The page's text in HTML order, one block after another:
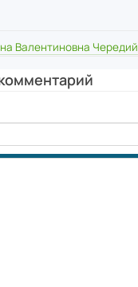
Валентиновна Чередий